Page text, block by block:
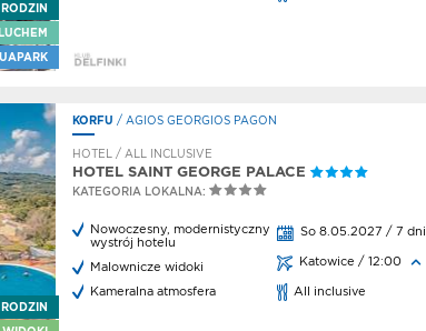
LP
KORFU / AGIOS GEORGIOS PAGON
HOTEL / ALL INCLUSIVE
HOTEL SAINT GEORGE PALACE
KATEGORIA LOKALNA:
Nowoczesny, modernistyczny
wystrój hotelu
Malownicze widoki
Kameralna atmosfera
So 8.05.2027 / 7 dni
Katowice / 12:00
All inclusive